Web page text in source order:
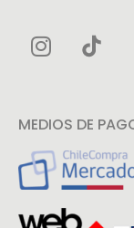
MEDIOS DE